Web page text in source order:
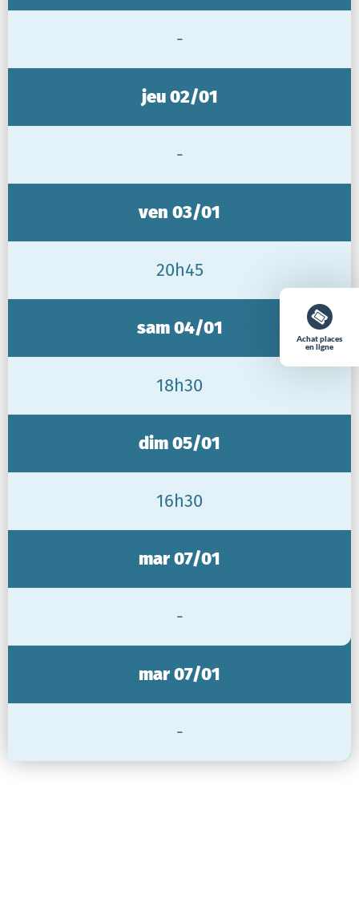
Achat places
en ligne
-
jeu 02/01
-
ven 03/01
20h45
sam 04/01
18h30
dim 05/01
16h30
mar 07/01
-
mar 07/01
-